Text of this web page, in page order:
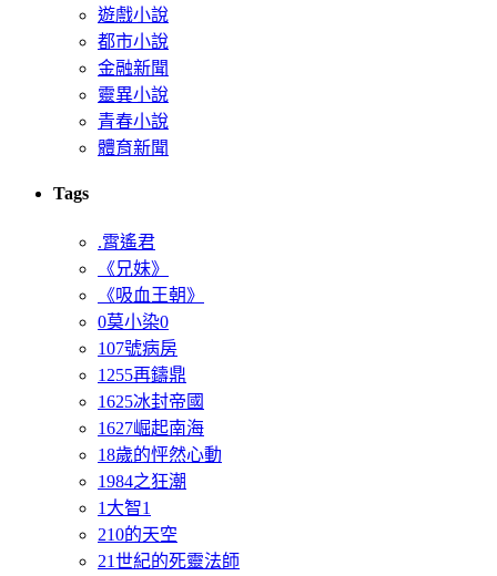
遊戲小說
都市小說
金融新聞
靈異小說
青春小說
體育新聞
Tags
.霄遙君
《兄妹》
《吸血王朝》
0莫小染0
107號病房
1255再鑄鼎
1625冰封帝國
1627崛起南海
18歲的怦然心動
1984之狂潮
1大智1
210的天空
21世紀的死靈法師